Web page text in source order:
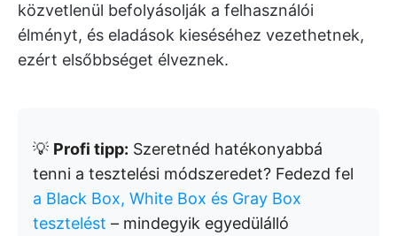
közvetlenül befolyásolják a felhasználói
élményt, és eladások kieséséhez vezethetnek,
ezért elsőbbséget élveznek.
💡 Profi tipp: Szeretnéd hatékonyabbá
tenni a tesztelési módszeredet? Fedezd fel
a Black Box, White Box és Gray Box
tesztelést – mindegyik egyedülálló